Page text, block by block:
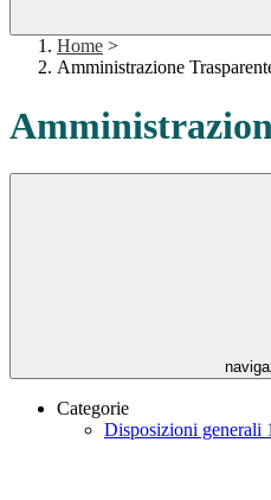
Home >
Amministrazione
Categorie
Disposizioni generali